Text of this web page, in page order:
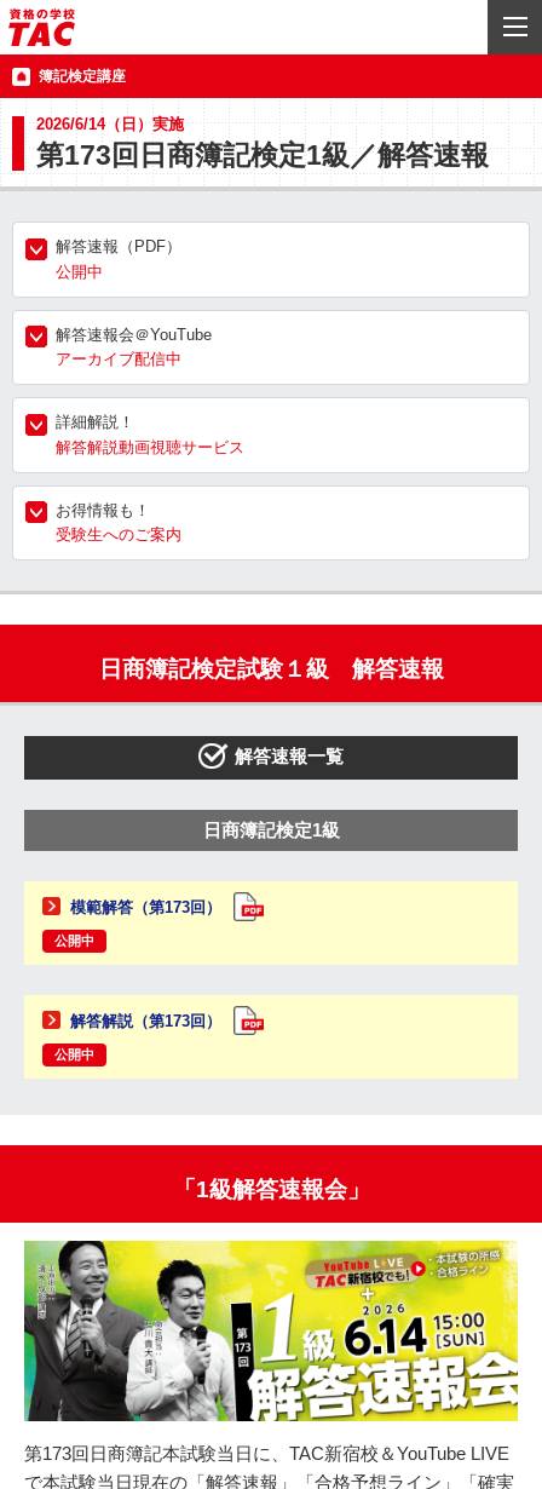
簿記検定講座
2026/6/14（日）実施
第173回日商簿記検定1級／解答速報
解答速報（PDF）
公開中
解答速報会＠YouTube
アーカイブ配信中
詳細解説！
解答解説動画視聴サービス
お得情報も！
受験生へのご案内
日商簿記検定試験１級 解答速報
解答速報一覧
日商簿記検定1級
模範解答（第173回）
公開中
解答解説（第173回）
公開中
「1級解答速報会」
第173回日商簿記本試験当日に、TAC新宿校＆YouTube LIVE
で本試験当日現在の「解答速報」「合格予想ライン」「確実